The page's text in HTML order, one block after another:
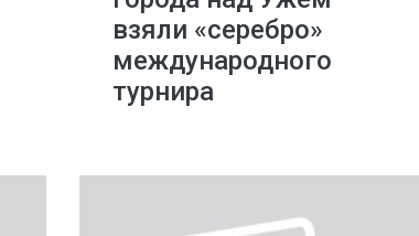
взяли «серебро»
международного
турнира